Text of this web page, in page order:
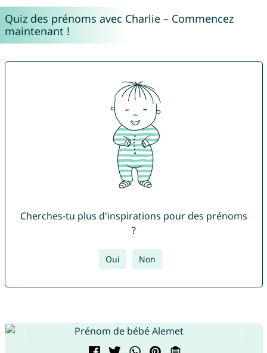
Quiz des prénoms avec Charlie – Commencez
maintenant !
Cherches-tu plus d'inspirations pour des prénoms
?
Oui Non